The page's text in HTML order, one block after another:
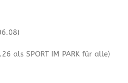
als SPORT IM PARK für alle)